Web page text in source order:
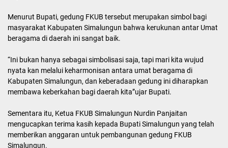
Menurut Bupati, gedung FKUB tersebut merupakan simbol bagi
masyarakat Kabupaten Simalungun bahwa kerukunan antar Umat
beragama di daerah ini sangat baik.
“Ini bukan hanya sebagai simbolisasi saja, tapi mari kita wujud
nyata kan melalui keharmonisan antara umat beragama di
Kabupaten Simalungun, dan keberadaan gedung ini diharapkan
membawa keberkahan bagi daerah kita”ujar Bupati.
Sementara itu, Ketua FKUB Simalungun Nurdin Panjaitan
mengucapkan terima kasih kepada Bupati Simalungun yang telah
memberikan anggaran untuk pembangunan gedung FKUB
Simalungun.